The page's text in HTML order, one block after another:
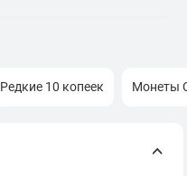
Редкие 10 копеек Монеты